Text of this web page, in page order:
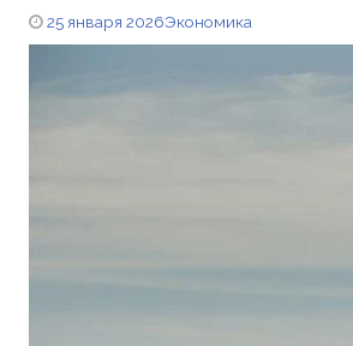
25 января 2026Экономика